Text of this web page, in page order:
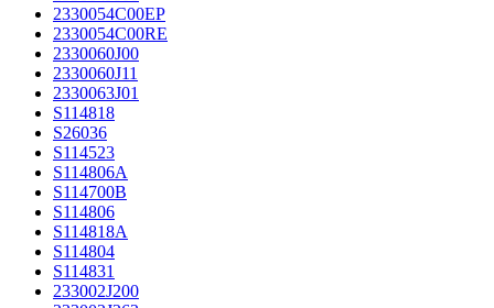
2330054C00EP
2330054C00RE
2330060J00
2330060J11
2330063J01
S114818
S26036
S114523
S114806A
S114700B
S114806
S114818A
S114804
S114831
233002J200